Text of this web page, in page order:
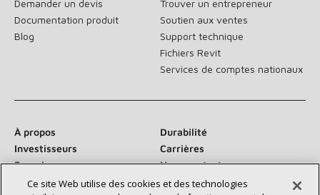
Demander un devis
Documentation produit
Blog
Trouver un entrepreneur
Soutien aux ventes
Support technique
Fichiers Revit
Services de comptes nationaux
À propos
Durabilité
Investisseurs
Carrières
Fournisseurs
Nous contacter
Salle de presse
Ce site Web utilise des cookies et des technologies